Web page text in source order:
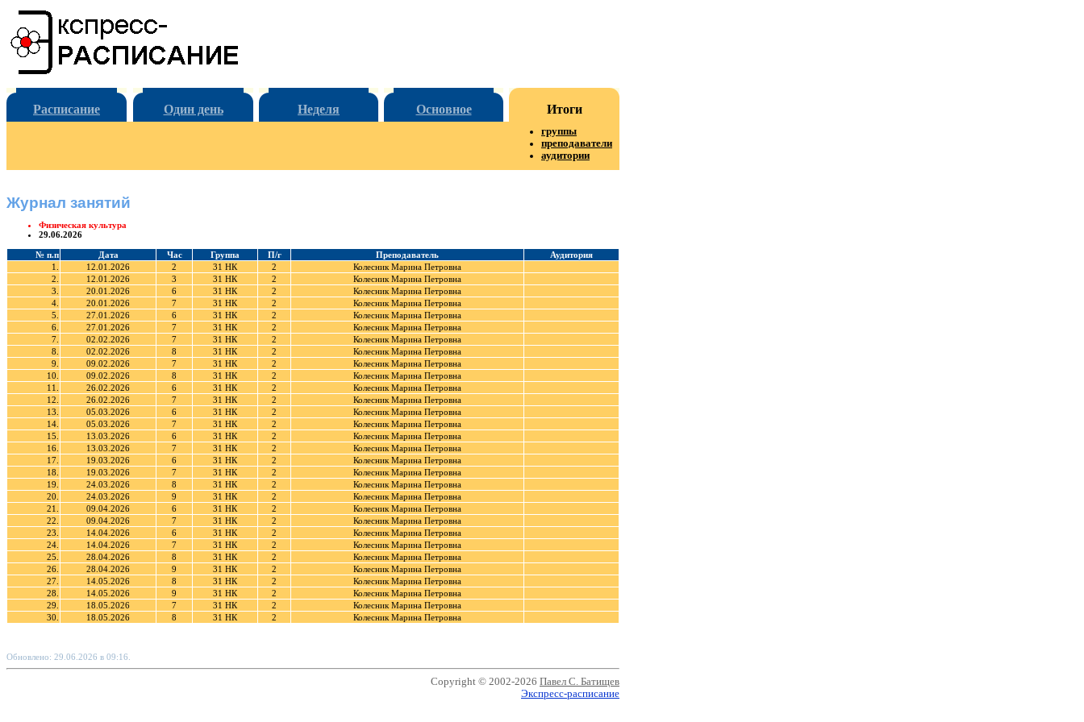
Расписание Один день Неделя Основное Итоги
группы
преподаватели
аудитории
Журнал занятий
Физическая культура
29.06.2026
№ п.п Дата Час Группа П/г Преподаватель
Аудитория
1.
12.01.2026 2 31 НК 2
Колесник Марина Петровна
2.
12.01.2026 3 31 НК 2
Колесник Марина Петровна
3.
20.01.2026 6 31 НК 2
Колесник Марина Петровна
4.
20.01.2026 7 31 НК 2
Колесник Марина Петровна
5.
27.01.2026 6 31 НК 2
Колесник Марина Петровна
6.
27.01.2026 7 31 НК 2
Колесник Марина Петровна
7.
02.02.2026 7 31 НК 2
Колесник Марина Петровна
8.
02.02.2026 8 31 НК 2
Колесник Марина Петровна
9.
09.02.2026 7 31 НК 2
Колесник Марина Петровна
10.
09.02.2026 8 31 НК 2
Колесник Марина Петровна
11.
26.02.2026 6 31 НК 2
Колесник Марина Петровна
12.
26.02.2026 7 31 НК 2
Колесник Марина Петровна
13.
05.03.2026 6 31 НК 2
Колесник Марина Петровна
14.
05.03.2026 7 31 НК 2
Колесник Марина Петровна
15.
13.03.2026 6 31 НК 2
Колесник Марина Петровна
16.
13.03.2026 7 31 НК 2
Колесник Марина Петровна
17.
19.03.2026 6 31 НК 2
Колесник Марина Петровна
18.
19.03.2026 7 31 НК 2
Колесник Марина Петровна
19.
24.03.2026 8 31 НК 2
Колесник Марина Петровна
20.
24.03.2026 9 31 НК 2
Колесник Марина Петровна
21.
09.04.2026 6 31 НК 2
Колесник Марина Петровна
22.
09.04.2026 7 31 НК 2
Колесник Марина Петровна
23.
14.04.2026 6 31 НК 2
Колесник Марина Петровна
24.
14.04.2026 7 31 НК 2
Колесник Марина Петровна
25.
28.04.2026 8 31 НК 2
Колесник Марина Петровна
26.
28.04.2026 9 31 НК 2
Колесник Марина Петровна
27.
14.05.2026 8 31 НК 2
Колесник Марина Петровна
28.
14.05.2026 9 31 НК 2
Колесник Марина Петровна
29.
18.05.2026 7 31 НК 2
Колесник Марина Петровна
30.
18.05.2026 8 31 НК 2 Колесник Марина Петровна
Обновлено: 29.06.2026 в 09:16.
Copyright © 2002-2026 Павел С. Батищев
Экспресс-расписание